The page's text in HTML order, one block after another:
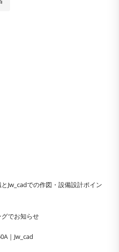
Jw_cadでの作図・設備設計ポイン
でお知らせ
｜Jw_cad